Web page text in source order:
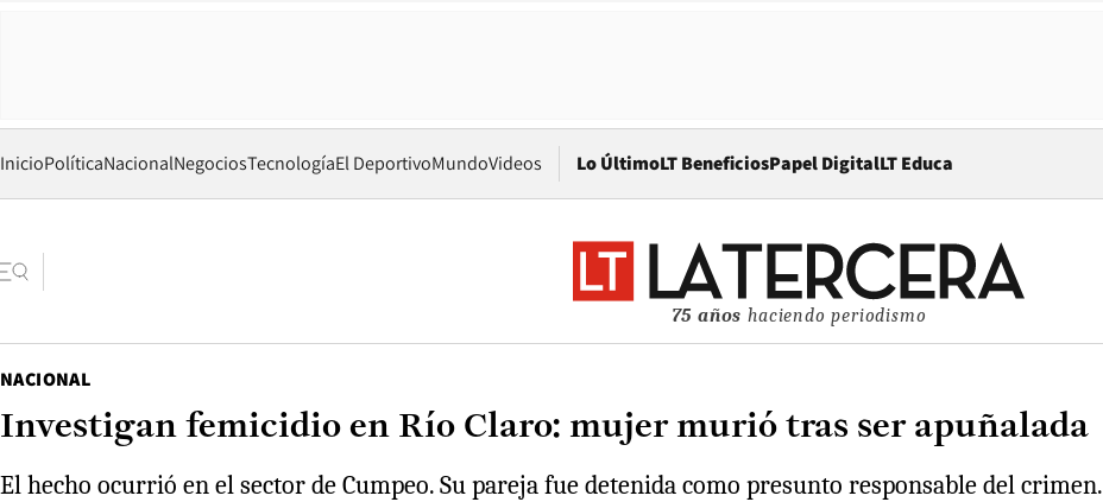
InicioPolíticaNacionalNegociosTecnologíaEl DeportivoMundoVideos Lo ÚltimoLT BeneficiosPapel DigitalOpens in new window
LT Educa
75 años haciendo periodismo
NACIONAL
Investigan femicidio en Río Claro: mujer murió tras ser apuñalada
El hecho ocurrió en el sector de Cumpeo. Su pareja fue detenida como presunto responsable del crimen.